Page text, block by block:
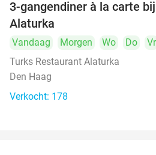
3-gangendiner à la carte
Alaturka
Vandaag Morgen Wo Do Vr
Turks Restaurant Alaturka
Den Haag
Verkocht: 178